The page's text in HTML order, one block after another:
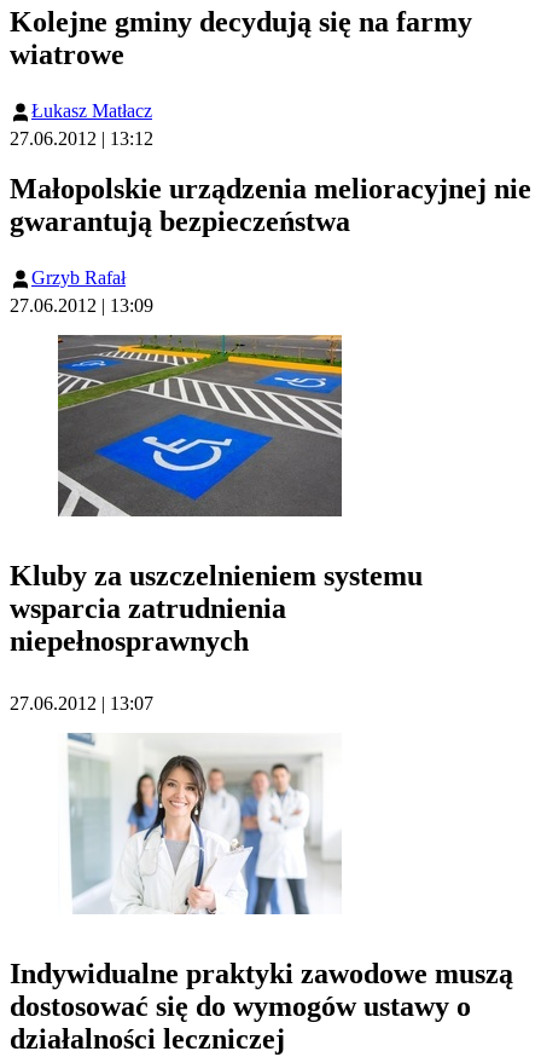
Kolejne gminy decydują się na farmy
wiatrowe
Łukasz Matłacz
27.06.2012 | 13:12
Małopolskie urządzenia melioracyjnej nie
gwarantują bezpieczeństwa
Grzyb Rafał
27.06.2012 | 13:09
Kluby za uszczelnieniem systemu
wsparcia zatrudnienia
niepełnosprawnych
27.06.2012 | 13:07
Indywidualne praktyki zawodowe muszą
dostosować się do wymogów ustawy o
działalności leczniczej